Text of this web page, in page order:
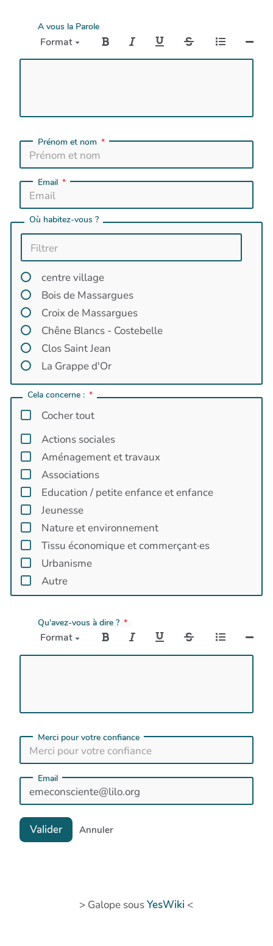
A vous la Parole
Format
Prénom et nom
Email
Où habitez-vous ?
centre village
Bois de Massargues
Croix de Massargues
Chêne Blancs - Costebelle
Clos Saint Jean
La Grappe d'Or
l'Hortus
Les Moulins
Parc des Garrigues
La Rasimière
Le Frouzet
Mas de Bouis
Autre
Autre ➤ bassin de Londres
Autre ➤ plateau violien
Cela concerne :
Cocher tout
Actions sociales
Aménagement et travaux
Associations
Education / petite enfance et enfance
Jeunesse
Nature et environnement
Tissu économique et commerçant·es
Urbanisme
Autre
Qu'avez-vous à dire ?
Format
Merci pour votre confiance
Email
Valider Annuler
> Galope sousYesWiki <